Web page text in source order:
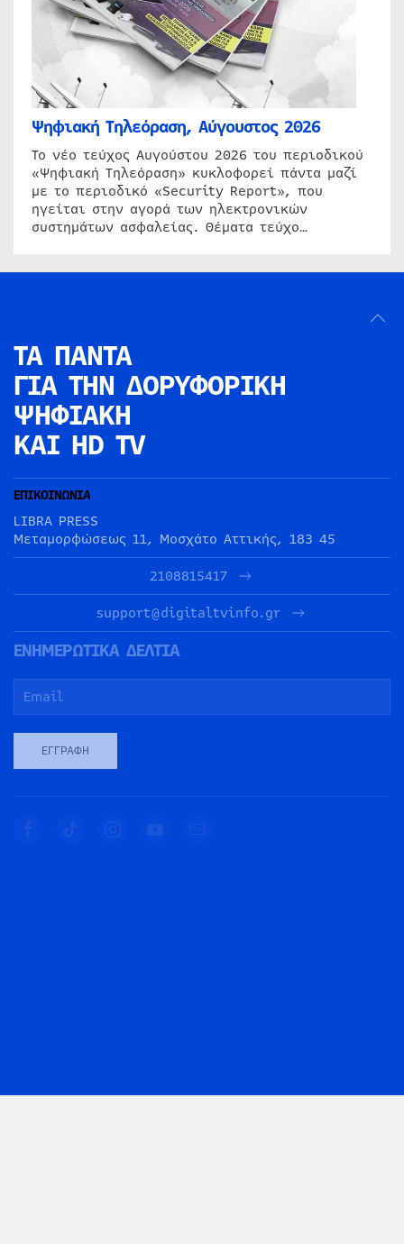
Ψηφιακή Τηλεόραση, Αύγουστος 2026
Το νέο τεύχος Αυγούστου 2026 του περιοδικού
«Ψηφιακή Τηλεόραση» κυκλοφορεί πάντα μαζί
με το περιοδικό «Security Report», που
ηγείται στην αγορά των ηλεκτρονικών
συστημάτων ασφαλείας. Θέματα τεύχο…
ΤΑ ΠΑΝΤΑ
ΓΙΑ ΤΗΝ ΔΟΡΥΦΟΡΙΚΗ
ΨΗΦΙΑΚΗ
ΚΑΙ HD TV
ΕΠΙΚΟΙΝΩΝΙΑ
LIBRA PRESS
Μεταμορφώσεως 11, Μοσχάτο Αττικής, 183 45
2108815417
support@digitaltvinfo.gr
ΕΝΗΜΕΡΩΤΙΚΑ ΔΕΛΤΙΑ
ΕΓΓΡΑΦΉ